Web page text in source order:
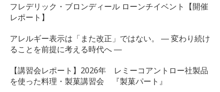
フレデリック・ブロンディール ローンチイベント【開催
レポート】
アレルギー表示は「また改正」ではない。 ― 変わり続け
ることを前提に考える時代へ ―
【講習会レポート】2026年 レミーコアントロー社製品
を使った料理・製菓講習会 『製菓パート』